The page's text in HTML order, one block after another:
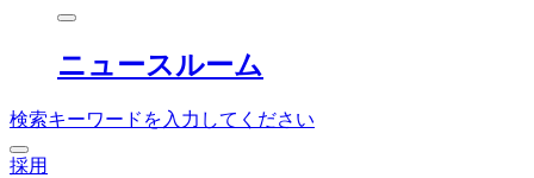
ニュースルーム
検索キーワードを入力してください
採用